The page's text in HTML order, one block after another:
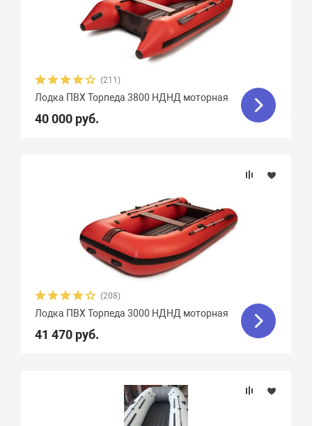
Фальшборт
Стрингера
Количество сидений
Особенности
(211)
Лодка ПВХ Торпеда 3800 НДНД моторная
40 000 руб.
(208)
Лодка ПВХ Торпеда 3000 НДНД моторная
41 470 руб.